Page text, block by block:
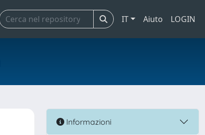
IT Aiuto LOGIN
Informazioni